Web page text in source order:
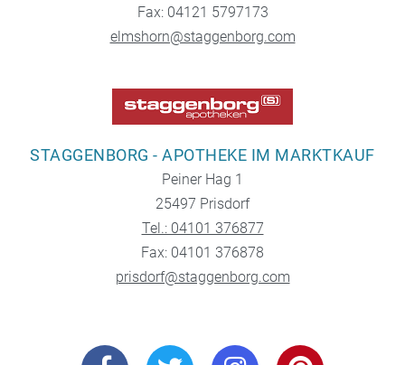
Fax: 04121 5797173
elmshorn@staggenborg.com
STAGGENBORG - APOTHEKE IM MARKTKAUF
Peiner Hag 1
25497 Prisdorf
Tel.: 04101 376877
Fax: 04101 376878
prisdorf@staggenborg.com